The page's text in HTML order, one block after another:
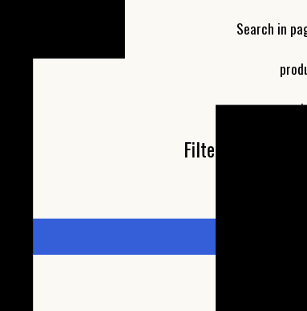
Search in
Filter by Categories